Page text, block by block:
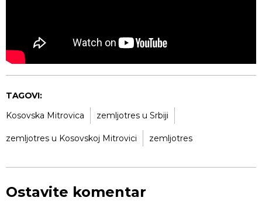
TAGOVI:
Kosovska Mitrovica
zemljotres u Srbiji
zemljotres u Kosovskoj Mitrovici zemljotres
Ostavite komentar